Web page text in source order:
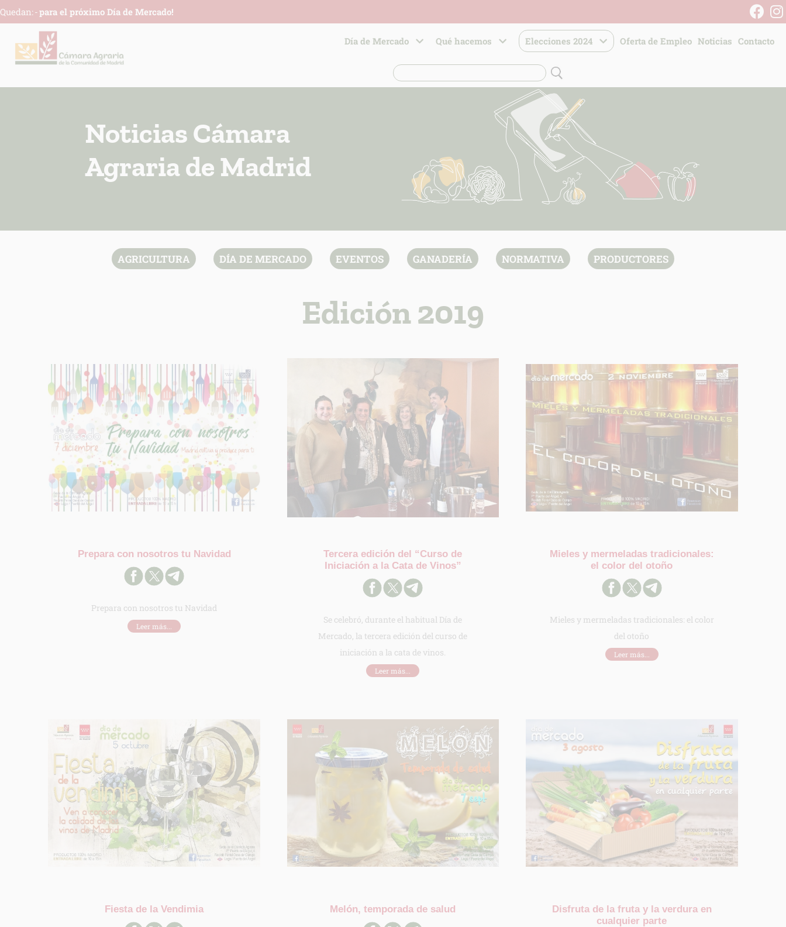
Quedan:-para el próximo Día de Mercado!
Día de Mercado Qué hacemos Elecciones 2024 Oferta de Empleo Noticias Contacto
Noticias Cámara
Agraria de Madrid
AGRICULTURA DÍA DE MERCADO EVENTOS GANADERÍA NORMATIVA PRODUCTORES
Edición 2019
Prepara con nosotros tu Navidad
Prepara con nosotros tu Navidad
Leer más...
Tercera edición del “Curso de
Iniciación a la Cata de Vinos”
Se celebró, durante el habitual Día de
Mercado, la tercera edición del curso de
iniciación a la cata de vinos.
Leer más...
Mieles y mermeladas tradicionales:
el color del otoño
Mieles y mermeladas tradicionales: el color
del otoño
Leer más...
Fiesta de la Vendimia Melón, temporada de salud
Disfruta de la fruta y la verdura en
cualquier parte
Responsable:
Finalidad:
Legitimación:
Destinatarios:
Derechos:
link
Información adicional
link